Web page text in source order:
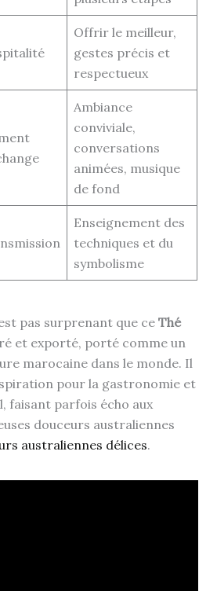
Offrir le meilleur,
gestes précis et
respectueux
Ambiance
conviviale,
conversations
animées, musique
de fond
Enseignement des
techniques et du
symbolisme
pas surprenant que ce Thé
et exporté, porté comme un
marocaine dans le monde. Il
pour la gastronomie et
faisant parfois écho aux
douceurs australiennes
australiennes délices.